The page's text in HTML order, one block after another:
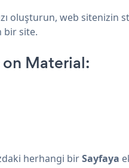
oluşturun, web sitenizin
bir site.
Material:
herhangi birSayfaya